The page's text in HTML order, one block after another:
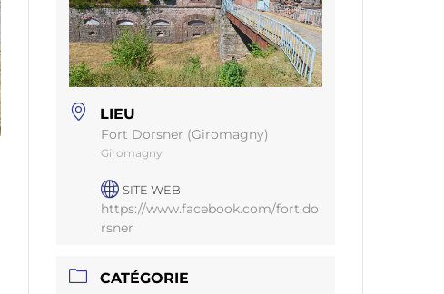
LIEU
Fort Dorsner (Giromagny)
Giromagny
SITE WEB
https://www.facebook.com/fort.do
rsner
CATÉGORIE